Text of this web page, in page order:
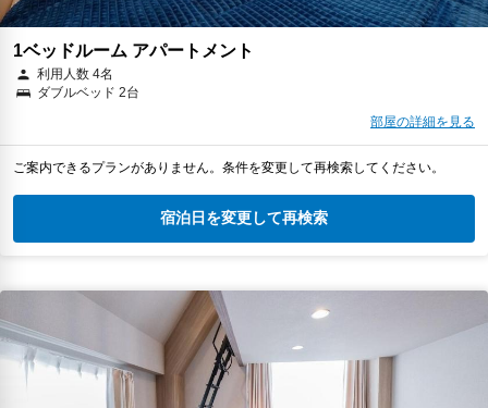
1ベッドルーム アパートメント
利用人数 4名
ダブルベッド 2台
部屋の詳細を見る
ご案内できるプランがありません。条件を変更して再検索してください。
宿泊日を変更して再検索